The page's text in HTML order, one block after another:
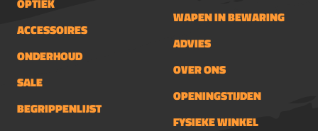
ACCESSOIRES
ONDERHOUD
SALE
BEGRIPPENLIJST
WAPEN IN BEWARING
ADVIES
OVER ONS
OPENINGSTIJDEN
FYSIEKE WINKEL